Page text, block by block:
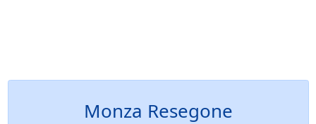
Monza Resegone